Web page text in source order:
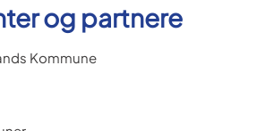
og partnere
Kommune